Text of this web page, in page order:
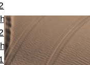
des
-30th
des